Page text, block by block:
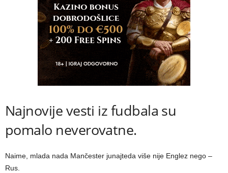
Najnovije vesti iz fudbala su
pomalo neverovatne.
Naime, mlada nada Mančester junajteda više nije Englez nego –
Rus.